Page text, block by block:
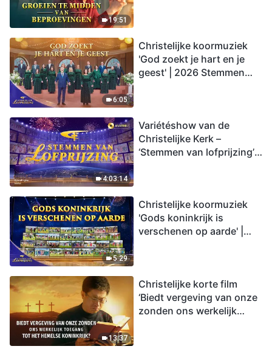
19:51
6:05
Christelijke koormuziek
'God zoekt je hart en je
geest' | 2026 Stemmen
4:03:14
Variétéshow van de
Christelijke Kerk –
‘Stemmen van lofprijzing’,
5:29
Christelijke koormuziek
'Gods koninkrijk is
verschenen op aarde' |
13:37
Christelijke korte film
‘Biedt vergeving van onze
zonden ons werkelijk